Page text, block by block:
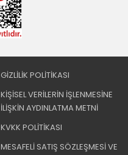
GİZLİLİK POLİTİKASI
KİŞİSEL VERİLERİN İŞLENMESİNE
İLİŞKİN AYDINLATMA METNİ
KVKK POLİTİKASI
MESAFELİ SATIŞ SÖZLEŞMESİ VE